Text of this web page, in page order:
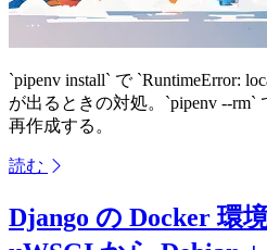
`pipenv install` で `RuntimeError:
が出るときの対処。`pipenv --rm`
再作成する。
読む
Django の Docker 環